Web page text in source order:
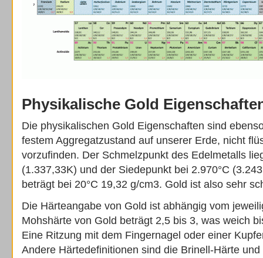
Physikalische Gold
Die physikalischen Gold Eigenschaften sind
festem Aggregatzustand auf unserer Erde, nicht
vorzufinden. Der Schmelzpunkt des Edelmetalls
(1.337,33K) und der Siedepunkt bei 2.970°C
beträgt bei 20°C 19,32 g/cm3. Gold ist also sehr
Die Härteangabe von Gold ist abhängig vom
Mohshärte von Gold beträgt 2,5 bis 3, was weich
Eine Ritzung mit dem Fingernagel oder einer
Andere Härtedefinitionen sind die Brinell-Härte